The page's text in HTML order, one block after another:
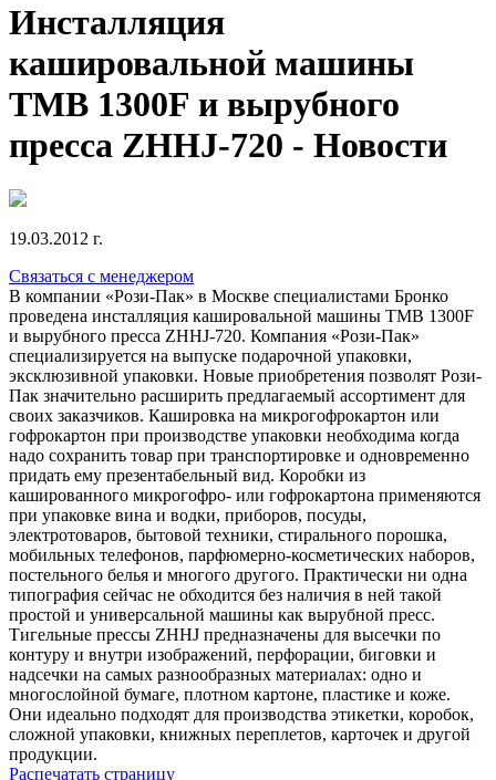
Инсталляция
кашировальной машины
TMВ 1300F и вырубного
пресса ZHHJ-720 - Новости
19.03.2012 г.
Связаться с менеджером
В компании «Рози-Пак» в Москве специалистами Бронко
проведена инсталляция кашировальной машины TMВ 1300F
и вырубного пресса ZHHJ-720. Компания «Рози-Пак»
специализируется на выпуске подарочной упаковки,
эксклюзивной упаковки. Новые приобретения позволят Рози-
Пак значительно расширить предлагаемый ассортимент для
своих заказчиков. Кашировка на микрогофрокартон или
гофрокартон при производстве упаковки необходима когда
надо сохранить товар при транспортировке и одновременно
придать ему презентабельный вид. Коробки из
кашированного микрогофро- или гофрокартона применяются
при упаковке вина и водки, приборов, посуды,
электротоваров, бытовой техники, стирального порошка,
мобильных телефонов, парфюмерно-косметических наборов,
постельного белья и многого другого. Практически ни одна
типография сейчас не обходится без наличия в ней такой
простой и универсальной машины как вырубной пресс.
Тигельные прессы ZHHJ предназначены для высечки по
контуру и внутри изображений, перфорации, биговки и
надсечки на самых разнообразных материалах: одно и
многослойной бумаге, плотном картоне, пластике и коже.
Они идеально подходят для производства этикетки, коробок,
сложной упаковки, книжных переплетов, карточек и другой
продукции.
Распечатать страницу